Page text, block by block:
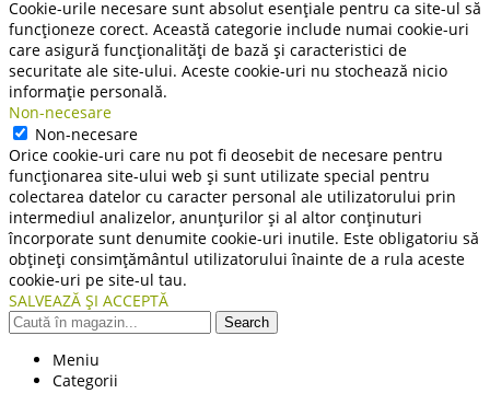
Cookie-urile necesare sunt absolut esențiale pentru ca site-ul să
funcționeze corect. Această categorie include numai cookie-uri
care asigură funcționalități de bază și caracteristici de
securitate ale site-ului. Aceste cookie-uri nu stochează nicio
informație personală.
Non-necesare
Non-necesare
Orice cookie-uri care nu pot fi deosebit de necesare pentru
funcționarea site-ului web și sunt utilizate special pentru
colectarea datelor cu caracter personal ale utilizatorului prin
intermediul analizelor, anunțurilor și al altor conținuturi
încorporate sunt denumite cookie-uri inutile. Este obligatoriu să
obțineți consimțământul utilizatorului înainte de a rula aceste
cookie-uri pe site-ul tau.
SALVEAZĂ ȘI ACCEPTĂ
Search
Meniu
Categorii